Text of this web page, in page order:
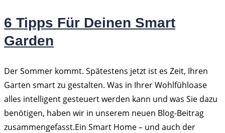
6 Tipps Für Deinen Smart
Garden
Der Sommer kommt. Spätestens jetzt ist es Zeit, Ihren
Garten smart zu gestalten. Was in Ihrer Wohlfühloase
alles intelligent gesteuert werden kann und was Sie dazu
benötigen, haben wir in unserem neuen Blog-Beitrag
zusammengefasst.Ein Smart Home – und auch der